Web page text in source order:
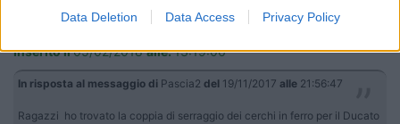
Data Deletion Data Access Privacy Policy
2461
Inserito il05/02/2018 alle:13:19:06
In risposta al messaggio di Pascia2 del 19/11/2017 alle 21:56:47
Ragazzi ho trovato la coppia di serraggio dei cerchi in ferro per il Ducato